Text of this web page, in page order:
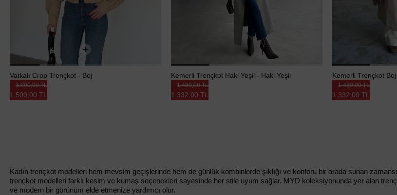
Vatkalı Crop Trençkot - Bej
1.500,00 TL
3.000,00 TL
Kemerli Trençkot Haki Yeşil - Haki Yeşil
1.332,00 TL
1.480,00 TL
Kemerli Trençkot
1.332,00 TL
1.480,00 TL
Kadın trençkot modelleri hem mevsim geçişlerinde hem de günlük kombinlerde şıklığı ve konforu bir arada sunan
trençkot modelleri farklı kesim ve kumaş seçenekleri sayesinde her stile uyum sağlar. MYD koleksiyonunda yer alan
ve modern bir görünüm elde etmenize yardımcı olur.